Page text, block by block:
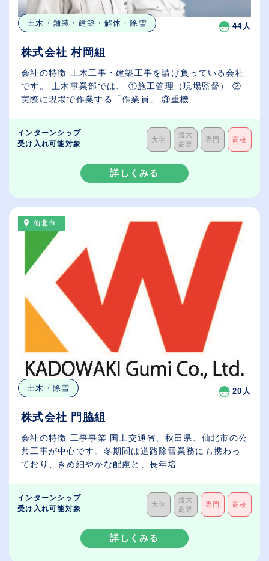
土木・舗装・建築・解体・除雪 44人
株式会社 村岡組
会社の特徴 土木工事・建築工事を請け負っている会社
です。 土木事業部では、 ①施工管理（現場監督） ②
実際に現場で作業する「作業員」 ③重機...
インターンシップ
受け入れ可能対象
大学
短大
高専
専門 高校
詳しくみる
仙北市
土木・除雪 20人
株式会社 門脇組
会社の特徴 工事事業 国土交通省、秋田県、仙北市の公
共工事が中心です。冬期間は道路除雪業務にも携わっ
ており、きめ細やかな配慮と、長年培...
インターンシップ
受け入れ可能対象
大学
短大
高専
専門 高校
詳しくみる